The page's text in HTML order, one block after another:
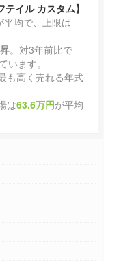
イル カスタム】
平均で、上限は
。対3年前比で
います。
最も高く売れる年式
は63.6万円が平均